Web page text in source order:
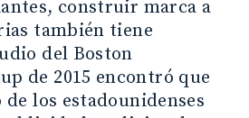
construir marca a
también tiene
del Boston
de 2015 encontró que
los estadounidenses